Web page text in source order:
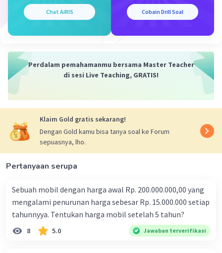
Iklan
Chat AiRIS Cobain Drill Soal
Perdalam pemahamanmu bersama Master Teacher
di sesi Live Teaching, GRATIS!
Klaim Gold gratis sekarang!
Dengan Gold kamu bisa tanya soal ke Forum
sepuasnya, lho.
Pertanyaan serupa
Sebuah mobil dengan harga awal Rp. 200.000.000,00 yang
mengalami penurunan harga sebesar Rp. 15.000.000 setiap
tahunnyya. Tentukan harga mobil setelah 5 tahun?
8 5.0 Jawaban terverifikasi